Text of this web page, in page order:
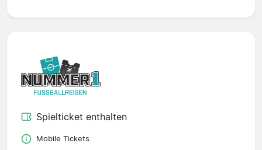
Spielticket enthalten
Mobile Tickets